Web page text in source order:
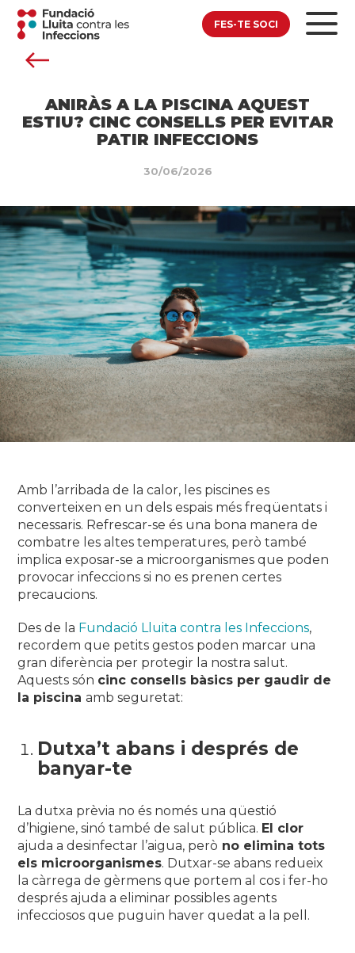
FES-TE SOCI
ANIRÀS A LA PISCINA AQUEST
ESTIU? CINC CONSELLS PER EVITAR
PATIR INFECCIONS
30/06/2026
Amb l’arribada de la calor, les piscines es
converteixen en un dels espais més freqüentats i
necessaris. Refrescar-se és una bona manera de
combatre les altes temperatures, però també
implica exposar-se a microorganismes que poden
provocar infeccions si no es prenen certes
precaucions.
Des de la Fundació Lluita contra les Infeccions,
recordem que petits gestos poden marcar una
gran diferència per protegir la nostra salut.
Aquests són cinc consells bàsics per gaudir de
la piscinaamb seguretat:
Dutxa’t abans i després de
banyar-te
La dutxa prèvia no és només una qüestió
d’higiene, sinó també de salut pública. El clor
ajuda a desinfectar l’aigua, però no elimina tots
els microorganismes. Dutxar-se abans redueix
la càrrega de gèrmens que portem al cos i fer-ho
després ajuda a eliminar possibles agents
infecciosos que puguin haver quedat a la pell.